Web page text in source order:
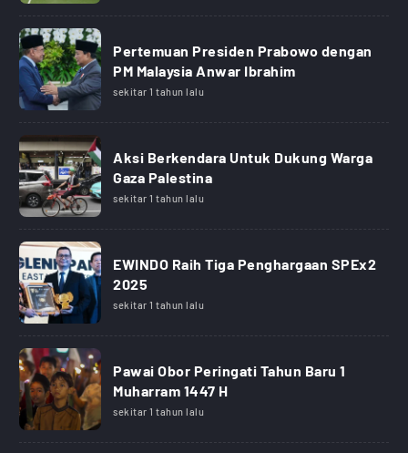
Pertemuan Presiden Prabowo dengan
PM Malaysia Anwar Ibrahim
sekitar 1 tahun lalu
Aksi Berkendara Untuk Dukung Warga
Gaza Palestina
sekitar 1 tahun lalu
EWINDO Raih Tiga Penghargaan SPEx2
2025
sekitar 1 tahun lalu
Pawai Obor Peringati Tahun Baru 1
Muharram 1447 H
sekitar 1 tahun lalu